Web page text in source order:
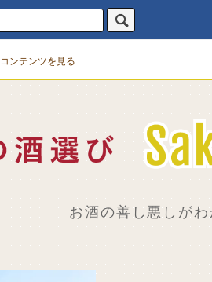
コンテンツを見る
お酒の善し悪しが